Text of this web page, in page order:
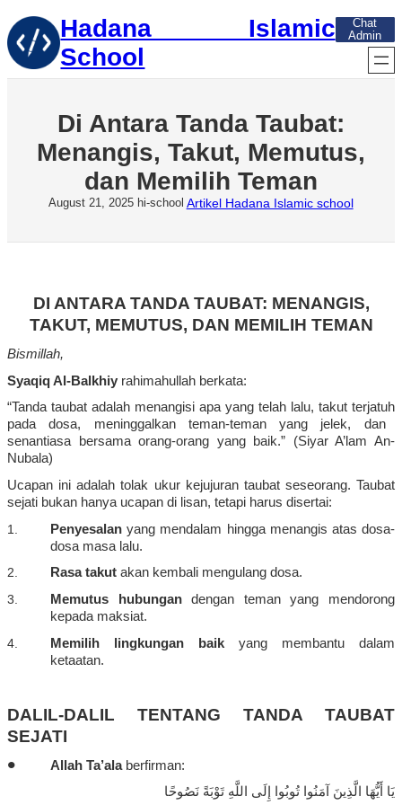
Skip
to
content
Hadana Islamic
School
Chat
Admin
Di Antara Tanda Taubat:
Menangis, Takut, Memutus,
dan Memilih Teman
August 21, 2025 hi-school Artikel Hadana Islamic school
DI ANTARA TANDA TAUBAT: MENANGIS,
TAKUT, MEMUTUS, DAN MEMILIH TEMAN
Bismillah,
SyaqiqAl-Balkhiy rahimahullah berkata:
“Tanda taubat adalah menangisi apayang telah lalu, takut terjatuh
pada dosa, meninggalkan teman-temanyang jelek, dan
senantiasa
bersamaorang-orang yang baik.” (SiyarA’lam An-
Nubala)
Ucapan ini adalah tolak ukur kejujuran taubat seseorang. Taubat
sejati bukan hanya ucapan di lisan, tetapi harus disertai:
1.
Penyesalan yang mendalam hingga menangis atas dosa-
dosa masa lalu.
2.
Rasatakut akan kembali mengulang dosa.
3.
Memutus hubungan dengan temanyang mendorong
kepada maksiat.
4.
Memilih lingkungan baik yang membantu
dalam
ketaatan.
DALIL-DALIL TENTANG TANDA TAUBAT
SEJATI
• Allah Ta’ala berfirman:
يَا أَيُّهَا الَّذِينَ آمَنُوا تُوبُوا إِلَى اللَّهِ تَوْبَةً نَصُوحًا